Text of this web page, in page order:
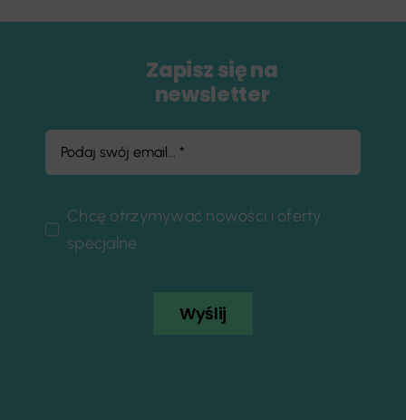
Zapisz się na
newsletter
Chcę otrzymywać nowości i oferty
specjalne
Wyślij